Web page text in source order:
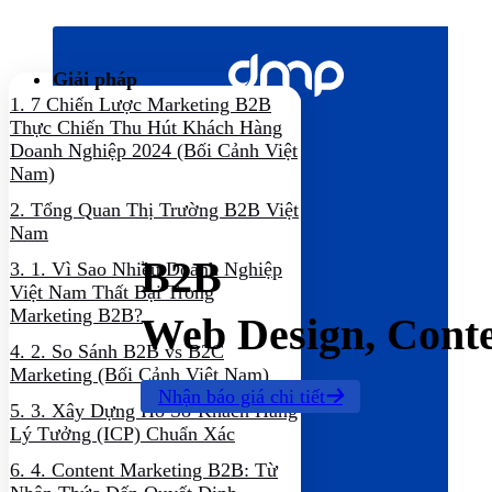
dung
Giải pháp
B2B
Web Design,
Nhận báo giá chi tiết
1. 7 Chiến Lược Marketing B2B
Thực Chiến Thu Hút Khách Hàng
Doanh Nghiệp 2024 (Bối Cảnh Việt
Nam)
2. Tổng Quan Thị Trường B2B Việt
Nam
3. 1. Vì Sao Nhiều Doanh Nghiệp
Việt Nam Thất Bại Trong
Marketing B2B?
4. 2. So Sánh B2B vs B2C
Marketing (Bối Cảnh Việt Nam)
5. 3. Xây Dựng Hồ Sơ Khách Hàng
Lý Tưởng (ICP) Chuẩn Xác
6. 4. Content Marketing B2B: Từ